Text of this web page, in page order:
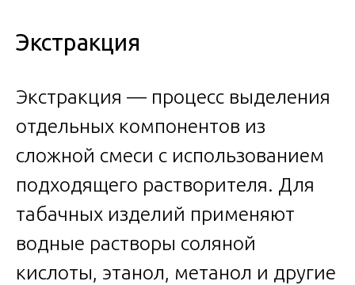
Экстракция
Экстракция — процесс выделения
отдельных компонентов из
сложной смеси с использованием
подходящего растворителя. Для
табачных изделий применяют
водные растворы соляной
кислоты, этанол, метанол и другие